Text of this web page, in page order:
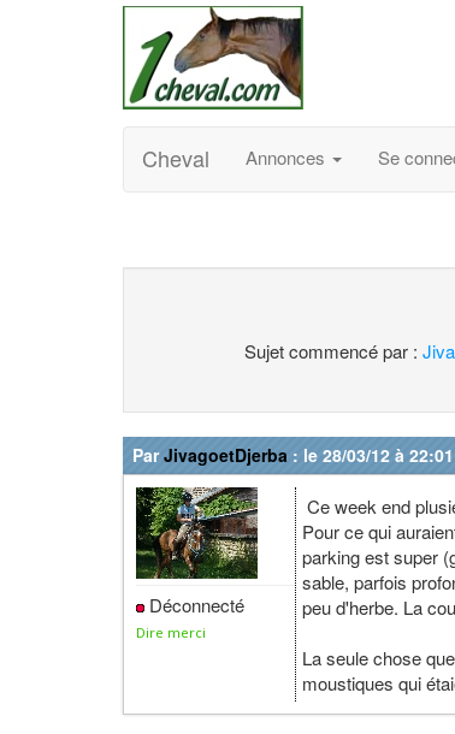
Cheval Annonces Se
Sujet commencé par :
ParJivagoetDjerba : le 28/03/12 à
Déconnecté
Dire merci
Ce week end
Pour ce qui
parking est super
sable, parfois
peu d'herbe. La
La seule chose
moustiques qui